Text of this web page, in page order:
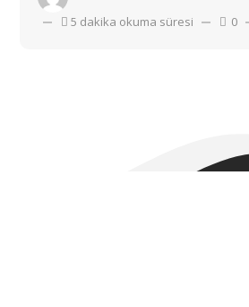
5 dakika okuma süresi
0